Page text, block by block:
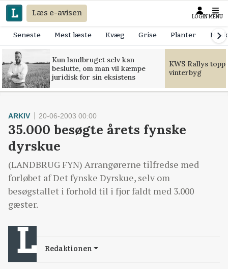
Læs e-avisen LOGIN MENU
Seneste Mest læste Kvæg Grise Planter
Kun landbruget selv kan
beslutte, om man vil kæmpe
juridisk for sin eksistens
KWS Rallys
vinterbyg
ARKIV 20-06-2003 00:00
35.000 besøgte årets fynske
dyrskue
(LANDBRUG FYN) Arrangørerne tilfredse med
forløbet af Det fynske Dyrskue, selv om
besøgstallet i forhold til i fjor faldt med 3.000
gæster.
Redaktionen